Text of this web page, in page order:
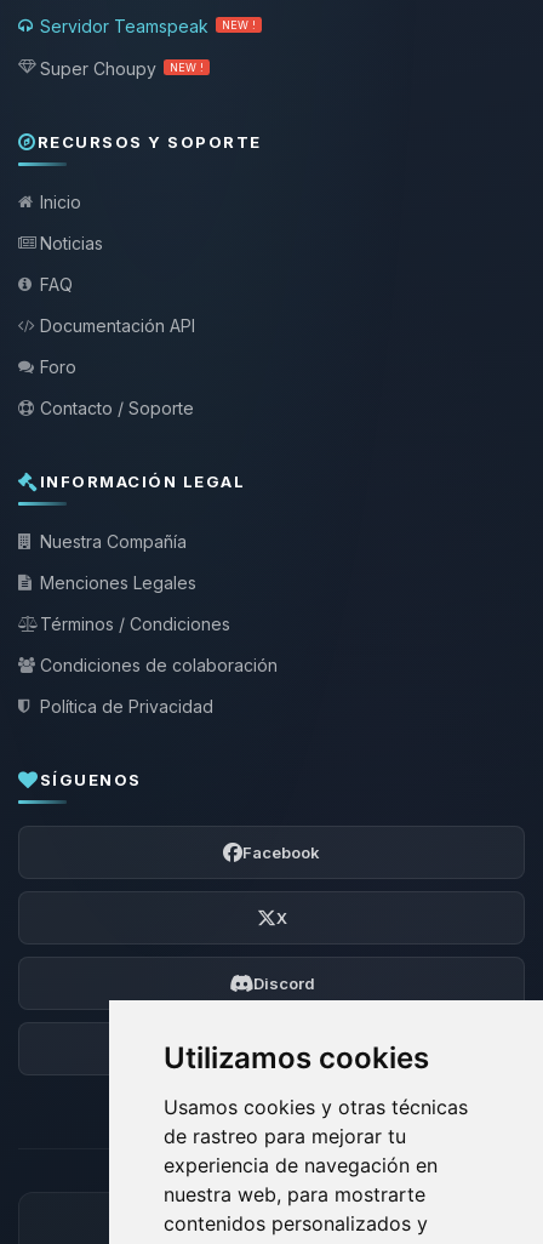
Utilizamos cookies
Usamos cookies y otras técnicas
de rastreo para mejorar tu
experiencia de navegación en
nuestra web, para mostrarte
contenidos personalizados y
Servidor Teamspeak
NEW !
Super Choupy NEW !
RECURSOS Y SOPORTE
Inicio
Noticias
FAQ
Documentación API
Foro
Contacto / Soporte
INFORMACIÓN LEGAL
Nuestra Compañía
Menciones Legales
Términos / Condiciones
Condiciones de colaboración
Política de Privacidad
SÍGUENOS
Facebook
X
Discord
Foro
MÉTODOS DE PAGO ACEPTADOS